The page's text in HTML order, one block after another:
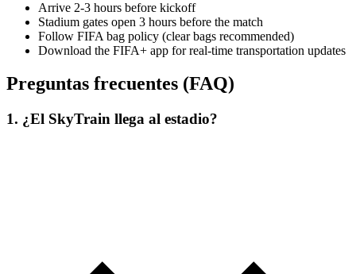
Arrive 2-3 hours before kickoff
Stadium gates open 3 hours before the match
Follow FIFA bag policy (clear bags recommended)
Download the FIFA+ app for real-time transportation updates
Preguntas frecuentes (FAQ)
1. ¿El SkyTrain llega al estadio?